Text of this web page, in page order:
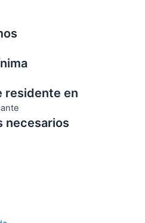
residente en
necesarios